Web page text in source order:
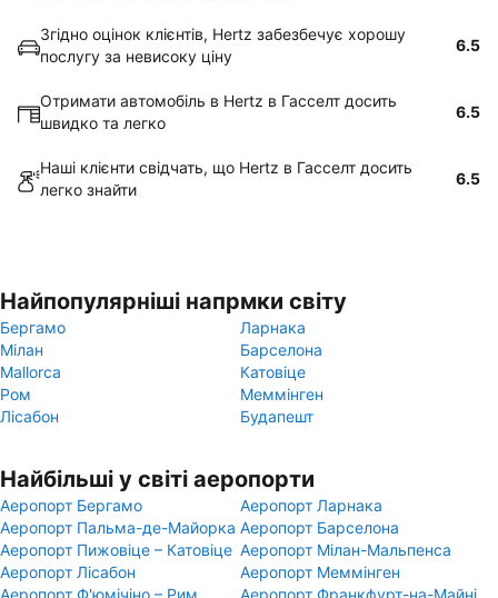
Згідно оцінок клієнтів, Hertz забезбечує хорошу
послугу за невисоку ціну
6.5
Отримати автомобіль в Hertz в Гасселт досить
швидко та легко
6.5
Наші клієнти свідчать, що Hertz в Гасселт досить
легко знайти
6.5
Найпопулярніші напрмки світу
Бергамо
Ларнака
Мілан
Барселона
Mallorca
Катовіце
Ром
Меммінген
Лісабон
Будапешт
Найбільші у світі аеропорти
Аеропорт Бергамо
Аеропорт Ларнака
Аеропорт Пальма-де-Майорка Аеропорт Барселона
Аеропорт Пижовіце – Катовіце Аеропорт Мілан-Мальпенса
Аеропорт Лісабон
Аеропорт Меммінген
Аеропорт Ф'юмічіно – Рим
Аеропорт Франкфурт-на-Майні